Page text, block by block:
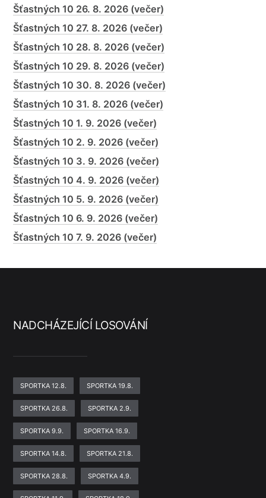
Šťastných 10 26. 8. 2026 (večer)
Šťastných 10 27. 8. 2026 (večer)
Šťastných 10 28. 8. 2026 (večer)
Šťastných 10 29. 8. 2026 (večer)
Šťastných 10 30. 8. 2026 (večer)
Šťastných 10 31. 8. 2026 (večer)
Šťastných 10 1. 9. 2026 (večer)
Šťastných 10 2. 9. 2026 (večer)
Šťastných 10 3. 9. 2026 (večer)
Šťastných 10 4. 9. 2026 (večer)
Šťastných 10 5. 9. 2026 (večer)
Šťastných 10 6. 9. 2026 (večer)
Šťastných 10 7. 9. 2026 (večer)
NADCHÁZEJÍCÍ LOSOVÁNÍ
SPORTKA 12.8. SPORTKA 19.8.
SPORTKA 26.8. SPORTKA 2.9.
SPORTKA 9.9. SPORTKA 16.9.
SPORTKA 14.8. SPORTKA 21.8.
SPORTKA 28.8. SPORTKA 4.9.